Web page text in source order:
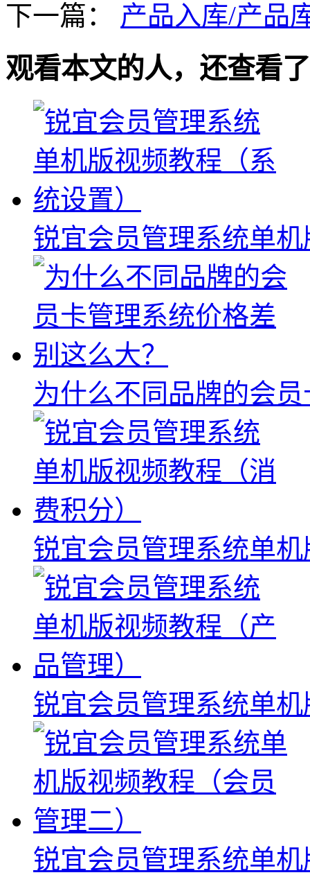
下一篇： 产品入库/产品
观看本文的人，还查看
锐宜会员管理系统单
为什么不同品牌的会
锐宜会员管理系统单
锐宜会员管理系统单
锐宜会员管理系统单